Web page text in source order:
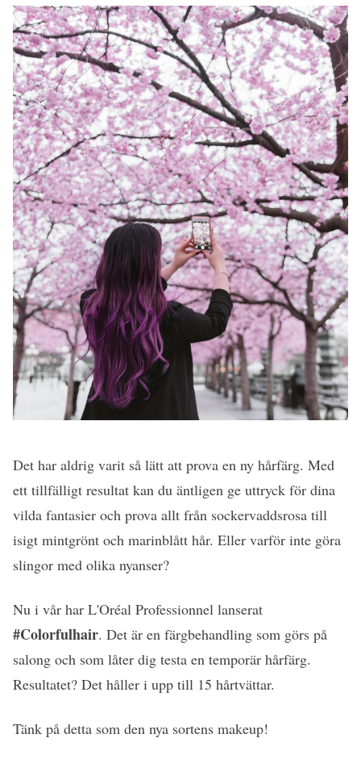
Det har aldrig varit så lätt att prova en ny hårfärg. Med
ett tillfälligt resultat kan du äntligen ge uttryck för dina
vilda fantasier och prova allt från sockervaddsrosa till
isigt mintgrönt och marinblått hår. Eller varför inte göra
slingor med olika nyanser?
Nu i vår har L'Oréal Professionnel lanserat
#Colorfulhair. Det är en färgbehandling som görs på
salong och som låter dig testa en temporär hårfärg.
Resultatet? Det håller i upp till 15 hårtvättar.
Tänk på detta som den nya sortens makeup!